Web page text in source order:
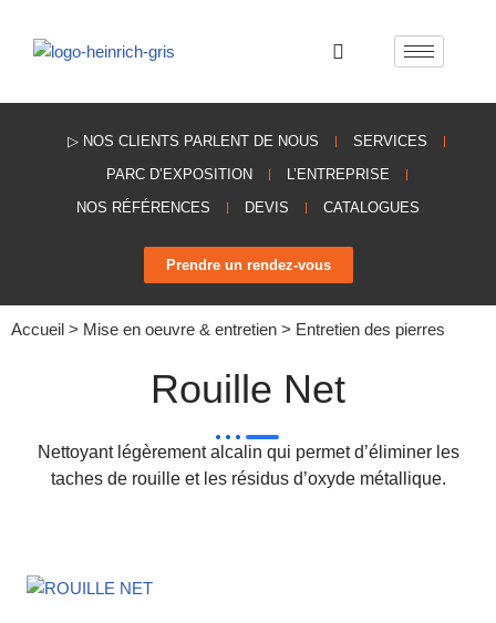
Aller
▷ NOS CLIENTS PARLENT DE NOUS
SERVICES
PARC D’EXPOSITION
L’ENTREPRISE
NOS RÉFÉRENCES
DEVIS CATALOGUES
Prendre un rendez-vous
Accueil > Mise en oeuvre & entretien > Entretien des pierres
Rouille Net
Nettoyant légèrement alcalin qui permet d’éliminer les
taches de rouille et les résidus d’oxyde métallique.